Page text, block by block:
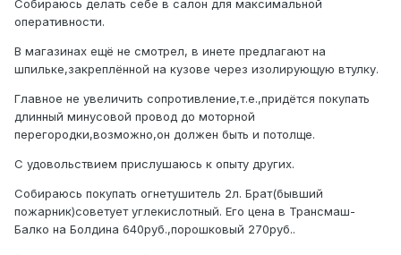
Собираюсь делать себе в салон для максимальной
оперативности.
В магазинах ещё не смотрел, в инете предлагают на
шпильке,закреплённой на кузове через изолирующую втулку.
Главное не увеличить сопротивление,т.е.,придётся покупать
длинный минусовой провод до моторной
перегородки,возможно,он должен быть и потолще.
С удовольствием прислушаюсь к опыту других.
Собираюсь покупать огнетушитель 2л. Брат(бывший
пожарник)советует углекислотный. Его цена в Трансмаш-
Балко на Болдина 640руб.,порошковый 270руб..